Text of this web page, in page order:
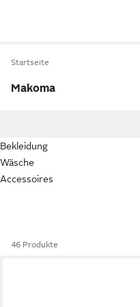
Startseite
Makoma
Bekleidung
Wäsche
Accessoires
46 Produkte